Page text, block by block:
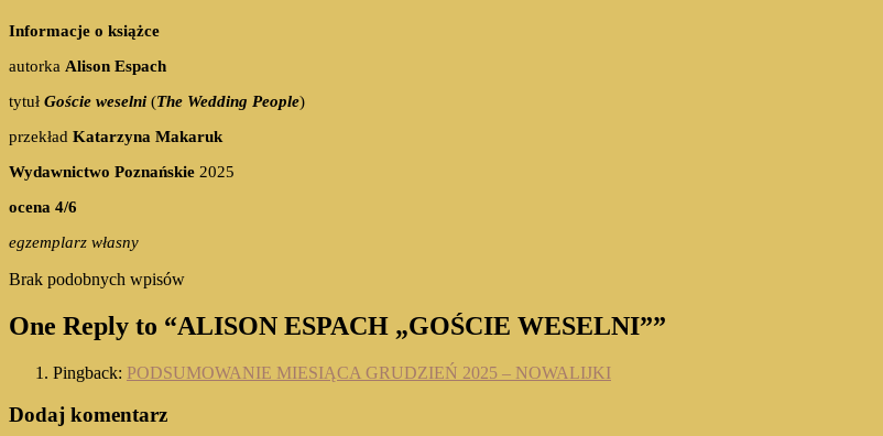
Informacje o książce
autorka Alison Espach
tytuł Goście weselni (The Wedding People)
przekład Katarzyna Makaruk
Wydawnictwo Poznańskie 2025
ocena 4/6
egzemplarz własny
Brak podobnych wpisów
One Reply to “ALISON ESPACH „GOŚCIE WESELNI””
Pingback: PODSUMOWANIE MIESIĄCA GRUDZIEŃ 2025 – NOWALIJKI
Dodaj komentarz